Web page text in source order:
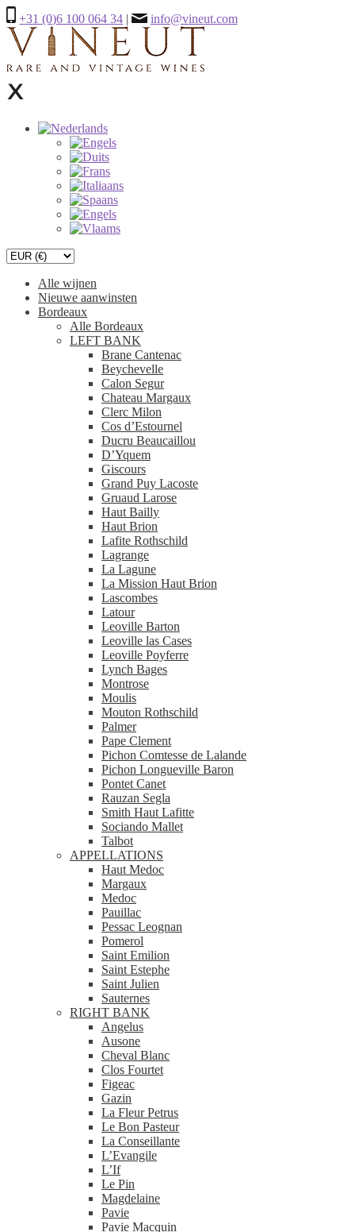
+31 (0)6 100 064 34 | info@vineut.com
Alle wijnen
Nieuwe aanwinsten
Bordeaux
Alle Bordeaux
LEFT BANK
Brane Cantenac
Beychevelle
Calon Segur
Chateau Margaux
Clerc Milon
Cos d’Estournel
Ducru Beaucaillou
D’Yquem
Giscours
Grand Puy Lacoste
Gruaud Larose
Haut Bailly
Haut Brion
Lafite Rothschild
Lagrange
La Lagune
La Mission Haut Brion
Lascombes
Latour
Leoville Barton
Leoville las Cases
Leoville Poyferre
Lynch Bages
Montrose
Moulis
Mouton Rothschild
Palmer
Pape Clement
Pichon Comtesse de Lalande
Pichon Longueville Baron
Pontet Canet
Rauzan Segla
Smith Haut Lafitte
Sociando Mallet
Talbot
APPELLATIONS
Haut Medoc
Margaux
Medoc
Pauillac
Pessac Leognan
Pomerol
Saint Emilion
Saint Estephe
Saint Julien
Sauternes
RIGHT BANK
Angelus
Ausone
Cheval Blanc
Clos Fourtet
Figeac
Gazin
La Fleur Petrus
Le Bon Pasteur
La Conseillante
L’Evangile
L’If
Le Pin
Magdelaine
Pavie
Pavie Macquin